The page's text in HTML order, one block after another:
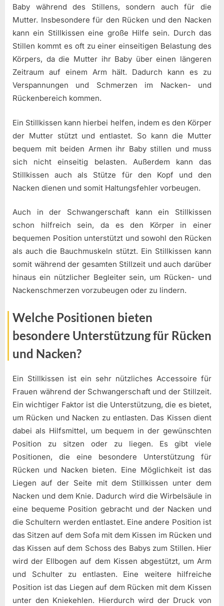
Baby während des Stillens, sondern auch für die
Mutter. Insbesondere für den Rücken und den Nacken
kann ein Stillkissen eine große Hilfe sein. Durch das
Stillen kommt es oft zu einer einseitigen Belastung des
Körpers, da die Mutter ihr Baby über einen längeren
Zeitraum auf einem Arm hält. Dadurch kann es zu
Verspannungen und Schmerzen im Nacken- und
Rückenbereich kommen.
Ein Stillkissen kann hierbei helfen, indem es den Körper
der Mutter stützt und entlastet. So kann die Mutter
bequem mit beiden Armen ihr Baby stillen und muss
sich nicht einseitig belasten. Außerdem kann das
Stillkissen auch als Stütze für den Kopf und den
Nacken dienen und somit Haltungsfehler vorbeugen.
Auch in der Schwangerschaft kann ein Stillkissen
schon hilfreich sein, da es den Körper in einer
bequemen Position unterstützt und sowohl den Rücken
als auch die Bauchmuskeln stützt. Ein Stillkissen kann
somit während der gesamten Stillzeit und auch darüber
hinaus ein nützlicher Begleiter sein, um Rücken- und
Nackenschmerzen vorzubeugen oder zu lindern.
Welche Positionen bieten
besondere Unterstützung für Rücken
und Nacken?
Ein Stillkissen ist ein sehr nützliches Accessoire für
Frauen während der Schwangerschaft und der Stillzeit.
Ein wichtiger Faktor ist die Unterstützung, die es bietet,
um Rücken und Nacken zu entlasten. Das Kissen dient
dabei als Hilfsmittel, um bequem in der gewünschten
Position zu sitzen oder zu liegen. Es gibt viele
Positionen, die eine besondere Unterstützung für
Rücken und Nacken bieten. Eine Möglichkeit ist das
Liegen auf der Seite mit dem Stillkissen unter dem
Nacken und dem Knie. Dadurch wird die Wirbelsäule in
eine bequeme Position gebracht und der Nacken und
die Schultern werden entlastet. Eine andere Position ist
das Sitzen auf dem Sofa mit dem Kissen im Rücken und
das Kissen auf dem Schoss des Babys zum Stillen. Hier
wird der Ellbogen auf dem Kissen abgestützt, um Arm
und Schulter zu entlasten. Eine weitere hilfreiche
Position ist das Liegen auf dem Rücken mit dem Kissen
unter den Kniekehlen. Hierdurch wird der Druck von